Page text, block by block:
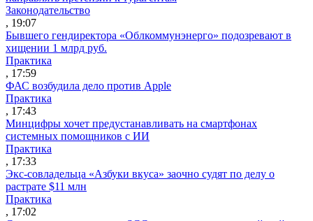
Законодательство
, 19:07
Бывшего гендиректора «Облкоммунэнерго» подозревают в
хищении 1 млрд руб.
Практика
, 17:59
ФАС возбудила дело против Apple
Практика
, 17:43
Минцифры хочет предустанавливать на смартфонах
системных помощников с ИИ
Практика
, 17:33
Экс-совладельца «Азбуки вкуса» заочно судят по делу о
растрате $11 млн
Практика
, 17:02